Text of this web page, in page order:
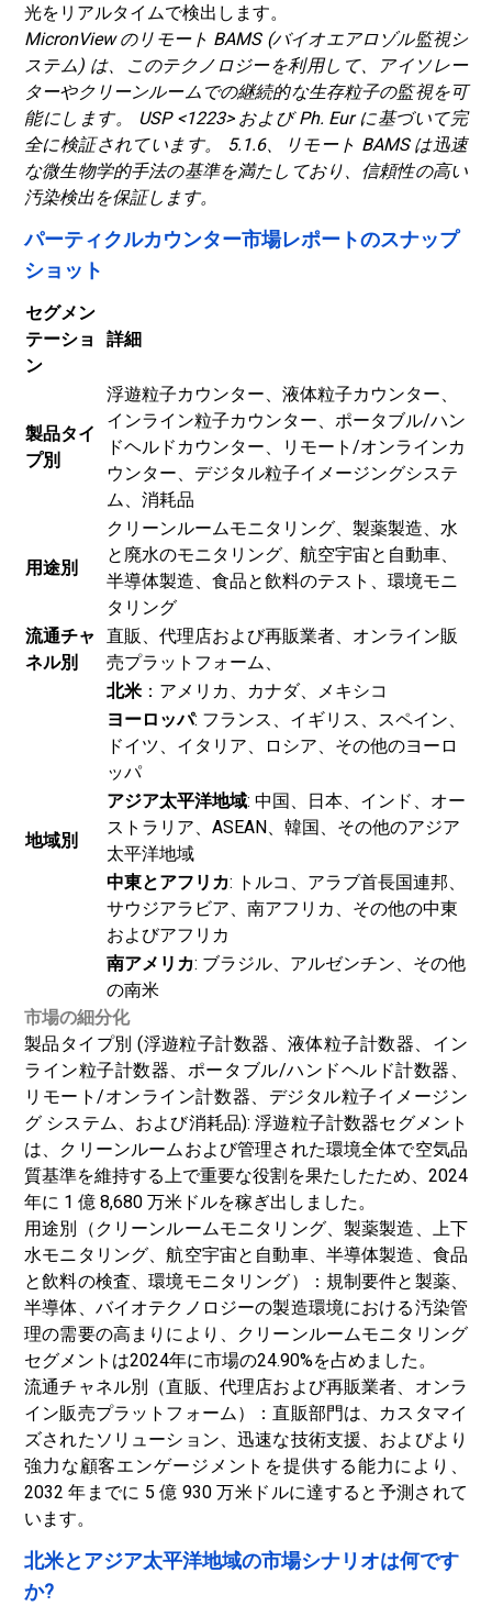
光をリアルタイムで検出します。
MicronView のリモート BAMS (バイオエアロゾル監視シ
ステム) は、このテクノロジーを利用して、アイソレー
ターやクリーンルームでの継続的な生存粒子の監視を可
能にします。 USP <1223> および Ph. Eur に基づいて完
全に検証されています。 5.1.6、リモート BAMS は迅速
な微生物学的手法の基準を満たしており、信頼性の高い
汚染検出を保証します。
パーティクルカウンター市場レポートのスナップ
ショット
セグメン
テーショ
ン
詳細
製品タイ
プ別
浮遊粒子カウンター、液体粒子カウンター、
インライン粒子カウンター、ポータブル/ハン
ドヘルドカウンター、リモート/オンラインカ
ウンター、デジタル粒子イメージングシステ
ム、消耗品
用途別
クリーンルームモニタリング、製薬製造、水
と廃水のモニタリング、航空宇宙と自動車、
半導体製造、食品と飲料のテスト、環境モニ
タリング
流通チャ
ネル別
直販、代理店および再販業者、オンライン販
売プラットフォーム、
地域別
北米 ：アメリカ、カナダ、メキシコ
ヨーロッパ: フランス、イギリス、スペイン、
ドイツ、イタリア、ロシア、その他のヨーロ
ッパ
アジア太平洋地域: 中国、日本、インド、オー
ストラリア、ASEAN、韓国、その他のアジア
太平洋地域
中東とアフリカ: トルコ、アラブ首長国連邦、
サウジアラビア、南アフリカ、その他の中東
およびアフリカ
南アメリカ: ブラジル、アルゼンチン、その他
の南米
市場の細分化
製品タイプ別 (浮遊粒子計数器、液体粒子計数器、イン
ライン粒子計数器、ポータブル/ハンドヘルド計数器、
リモート/オンライン計数器、デジタル粒子イメージン
グ システム、および消耗品): 浮遊粒子計数器セグメント
は、クリーンルームおよび管理された環境全体で空気品
質基準を維持する上で重要な役割を果たしたため、2024
年に 1 億 8,680 万米ドルを稼ぎ出しました。
用途別（クリーンルームモニタリング、製薬製造、上下
水モニタリング、航空宇宙と自動車、半導体製造、食品
と飲料の検査、環境モニタリング）：規制要件と製薬、
半導体、バイオテクノロジーの製造環境における汚染管
理の需要の高まりにより、クリーンルームモニタリング
セグメントは2024年に市場の24.90%を占めました。
流通チャネル別（直販、代理店および再販業者、オンラ
イン販売プラットフォーム）：直販部門は、カスタマイ
ズされたソリューション、迅速な技術支援、およびより
強力な顧客エンゲージメントを提供する能力により、
2032 年までに 5 億 930 万米ドルに達すると予測されて
います。
北米とアジア太平洋地域の市場シナリオは何です
か?